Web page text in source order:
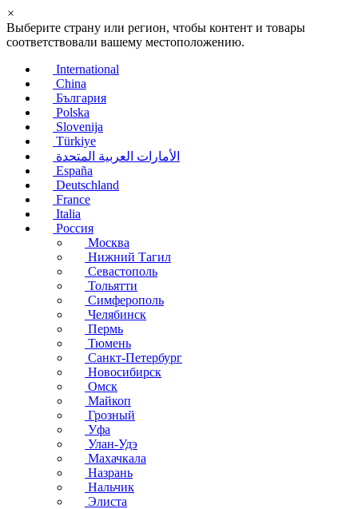
×
Выберите страну или регион, чтобы контент и товары
соответствовали вашему местоположению.
International
China
България
Polska
Slovenija
Türkiye
الأمارات العربية المتحدة
España
Deutschland
France
Italia
Россия
Москва
Нижний Тагил
Севастополь
Тольятти
Симферополь
Челябинск
Пермь
Тюмень
Санкт-Петербург
Новосибирск
Омск
Майкоп
Грозный
Уфа
Улан-Удэ
Махачкала
Назрань
Нальчик
Элиста